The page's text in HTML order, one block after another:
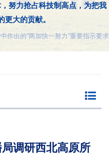
努力抢占科技制高点，为把我
大的贡献。
出的“两加快一努力”重要指示要求
调研西北高原所